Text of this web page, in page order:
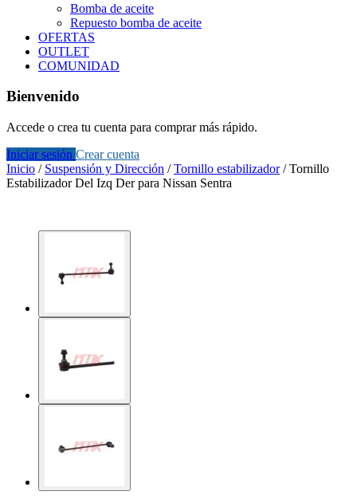
Bomba de aceite
Repuesto bomba de aceite
OFERTAS
OUTLET
COMUNIDAD
Bienvenido
Accede o crea tu cuenta para comprar más rápido.
Iniciar sesión Crear cuenta
Inicio / Suspensión y Dirección /Tornillo estabilizador/Tornillo
Estabilizador Del Izq Der para Nissan Sentra